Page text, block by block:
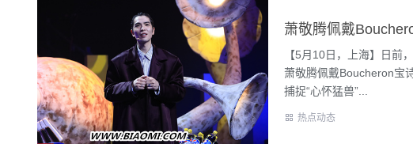
【5月10日，上海】日前
萧敬腾佩戴Boucheron宝
捕捉“心怀猛兽”...
热点动态